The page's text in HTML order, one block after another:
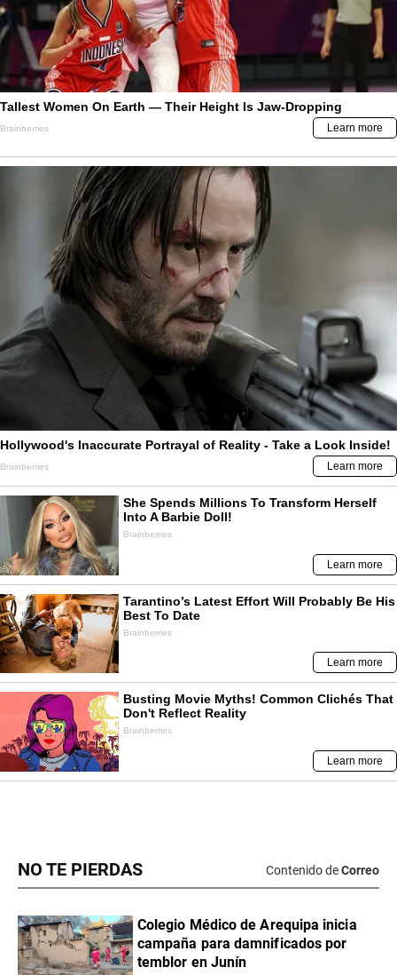
NO TE PIERDAS Contenido deCorreo
Colegio Médico de Arequipa inicia
campaña para damnificados por
temblor en Junín